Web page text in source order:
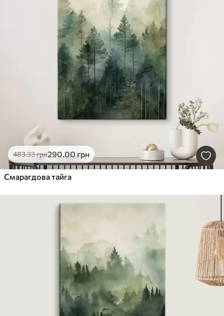
483.33грн290.00 грн
Смарагдова тайга